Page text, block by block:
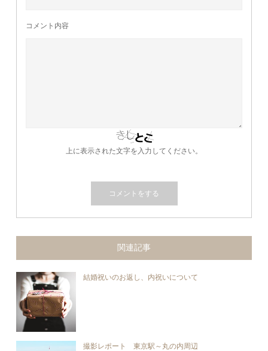
コメント内容
上に表示された文字を入力してください。
関連記事
結婚祝いのお返し、内祝いについて
撮影レポート 東京駅～丸の内周辺